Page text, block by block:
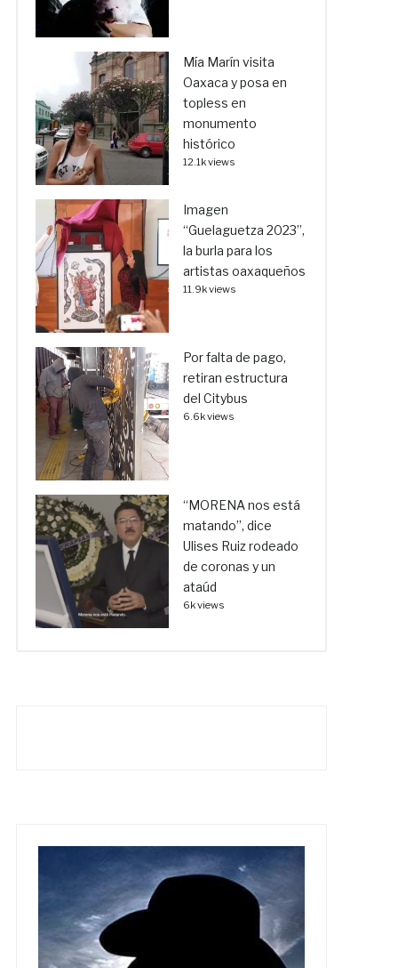
Mía Marín visita
Oaxaca y posa en
topless en
monumento
histórico
12.1k views
Imagen
“Guelaguetza 2023”,
la burla para los
artistas oaxaqueños
11.9k views
Por falta de pago,
retiran estructura
del Citybus
6.6k views
“MORENA nos está
matando”, dice
Ulises Ruiz rodeado
de coronas y un
ataúd
6k views